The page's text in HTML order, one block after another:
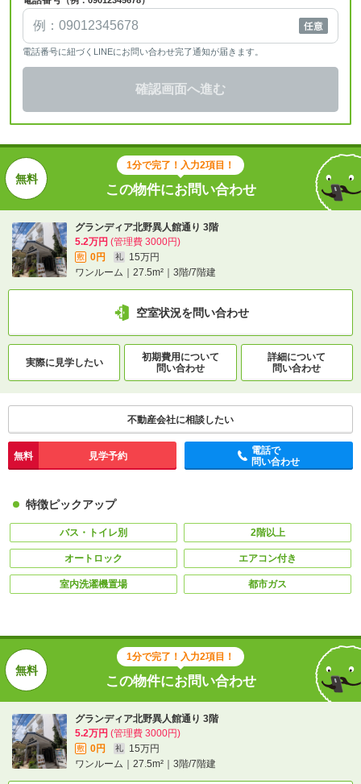
電話番号に紐づくLINEにお問い合わせ完了通知が届きます。
確認画面へ進む
1分で完了！入力2項目！
この物件にお問い合わせ
グランディア北野異人館通り 3階
5.2万円 (管理費 3000円)
敷 0円 礼
15万円
ワンルーム｜27.5m²｜3階/7階建
空室状況を問い合わせ
実際に見学したい
初期費用について
問い合わせ
詳細について
問い合わせ
不動産会社に相談したい
無料 見学予約
電話で
問い合わせ
特徴ピックアップ
バス・トイレ別 2階以上
オートロック エアコン付き
室内洗濯機置場 都市ガス
1分で完了！入力2項目！
この物件にお問い合わせ
グランディア北野異人館通り 3階
5.2万円 (管理費 3000円)
敷 0円 礼
15万円
ワンルーム｜27.5m²｜3階/7階建